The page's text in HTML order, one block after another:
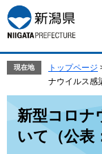
ー
ジ
の
で
す。
ニ
ュ
ー
ば
現在地 トップページ
ナウイルス感
新型コロナ
いて（公表